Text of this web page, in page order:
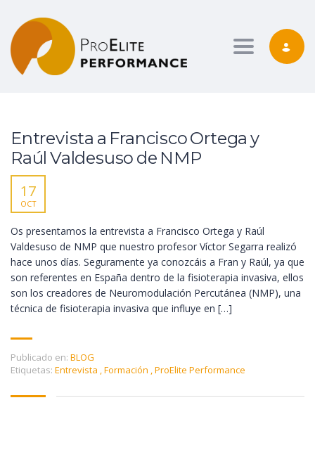
Toggle
Entrevista a Francisco Ortega y
Raúl Valdesuso de NMP
17
OCT
Os presentamos la entrevista a Francisco Ortega y Raúl
Valdesuso de NMP que nuestro profesor Víctor Segarra realizó
hace unos días. Seguramente ya conozcáis a Fran y Raúl, ya que
son referentes en España dentro de la fisioterapia invasiva, ellos
son los creadores de Neuromodulación Percutánea (NMP), una
técnica de fisioterapia invasiva que influye en […]
Publicado en: BLOG
Etiquetas: Entrevista ,Formación ,ProElite Performance